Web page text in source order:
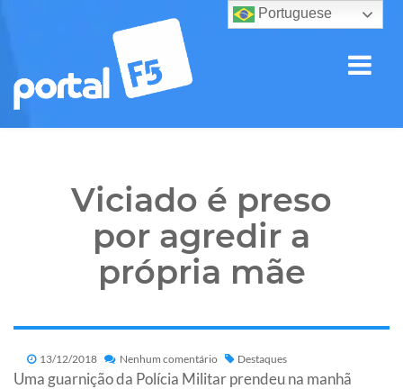
Viciado é preso
por agredir a
própria mãe
13/12/2018 Nenhum comentário Destaques
Uma guarnição da Polícia Militar prendeu na manhã
Portuguese